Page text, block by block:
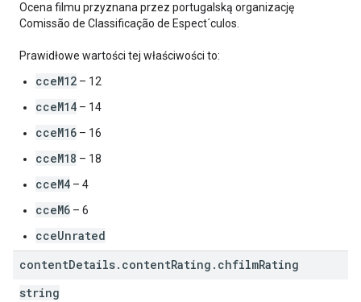
Ocena filmu przyznana przez portugalską organizację
Comissão de Classificação de Espect´culos.
Prawidłowe wartości tej właściwości to:
cceM12 – 12
cceM14 – 14
cceM16 – 16
cceM18 – 18
cceM4 – 4
cceM6 – 6
cceUnrated
contentDetails. contentRating . chfilmRating
string